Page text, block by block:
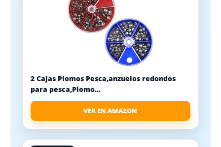
2 Cajas Plomos Pesca,anzuelos redondos
para pesca,Plomo...
VER EN AMAZON